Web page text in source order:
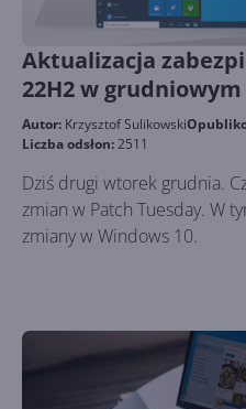
Aktualizacja
22H2 w
Autor: Krzysztof Sulikowski
Liczba odsłon:2511
Dziś drugi wtorek grudnia.
zmian w Patch Tuesday. W
zmiany w Windows 10.